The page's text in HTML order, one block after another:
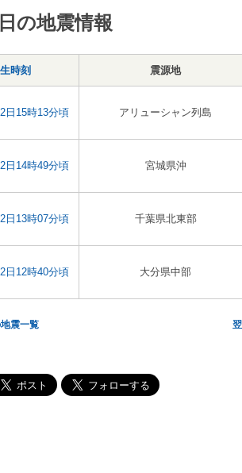
の地震情報
時刻 震源地
日15時13分頃 アリューシャン列島
日14時49分頃 宮城県沖
日13時07分頃 千葉県北東部
日12時40分頃 大分県中部
震一覧